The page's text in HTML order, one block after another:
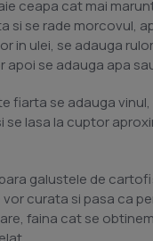
ceapa cat mai
si se rade morcovul,
in ulei, se adauga
apoi se adauga apa
fiarta se adauga vinul,
se lasa la cuptor
galustele de
curata si pasa ca
faina cat se